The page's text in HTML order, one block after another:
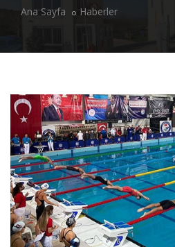
Ana Sayfa Haberler